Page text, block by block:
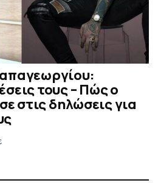
τους – Πώς ο
στις δηλώσεις για